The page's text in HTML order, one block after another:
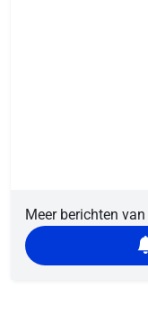
Meer berichten van